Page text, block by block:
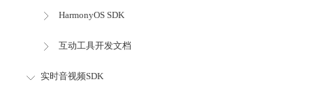
HarmonyOS SDK
互动工具开发文档
实时音视频SDK